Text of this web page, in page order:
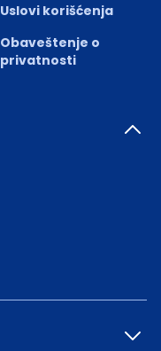
Uslovi korišćenja
Obaveštenje o
privatnosti